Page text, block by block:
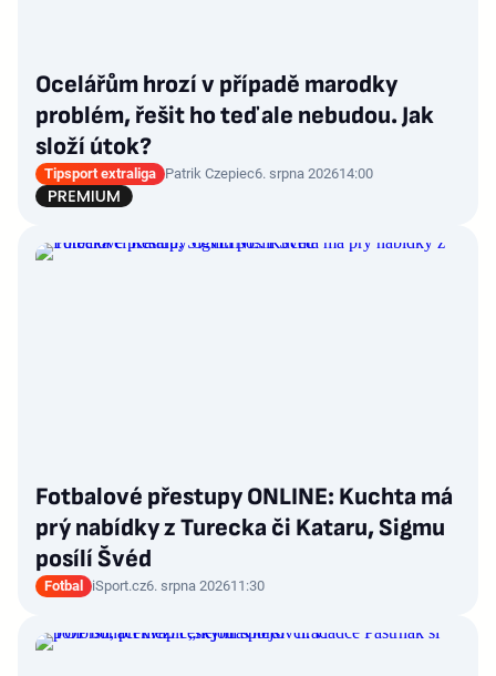
Ocelářům hrozí v případě marodky
problém, řešit ho teď ale nebudou. Jak
složí útok?
Tipsport extraliga Patrik Czepiec6. srpna 202614:00
Fotbalové přestupy ONLINE: Kuchta má
prý nabídky z Turecka či Kataru, Sigmu
posílí Švéd
Fotbal iSport.cz6. srpna 202611:30